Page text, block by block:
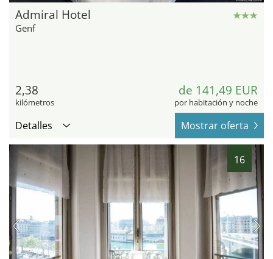
Admiral Hotel
Genf
2,38
kilómetros
de 141,49 EUR
por habitación y noche
Detalles Mostrar oferta
16